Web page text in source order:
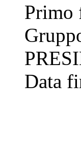
Primo
Data